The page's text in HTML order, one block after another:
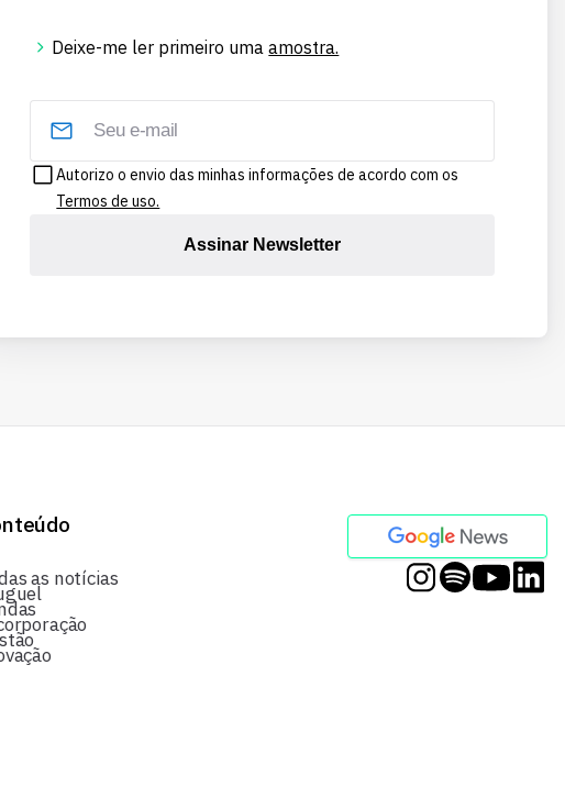
Deixe-me ler primeiro umaamostra.
Autorizo o envio das minhas informações de acordo com os
Termos de uso.
Assinar Newsletter
as notícias